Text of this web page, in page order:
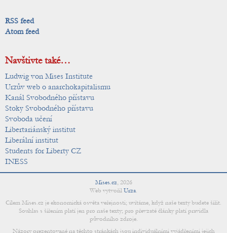
RSS feed
Atom feed
Navštivte také…
Ludwig von Mises Institute
Urzův web o anarchokapitalismu
Kanál Svobodného přístavu
Stoky Svobodného přístavu
Svoboda učení
Libertariánský institut
Liberální institut
Students for Liberty CZ
INESS
Mises.cz, 2026
Web vytvořil Urza.
Cílem Mises.cz je ekonomická osvěta veřejnosti; uvítáme, když naše texty budete šířit.
Souhlas s šířením platí jen pro naše texty; pro převzaté články platí pravidla
původního zdroje.
Názory prezentované na těchto stránkách jsou individuálními vyjádřeními jejich